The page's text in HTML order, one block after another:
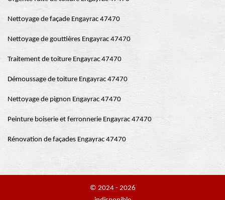
Nettoyage de façade Engayrac 47470
Nettoyage de gouttières Engayrac 47470
Traitement de toiture Engayrac 47470
Démoussage de toiture Engayrac 47470
Nettoyage de pignon Engayrac 47470
Peinture boiserie et ferronnerie Engayrac 47470
Rénovation de façades Engayrac 47470
© 2024 - 2026